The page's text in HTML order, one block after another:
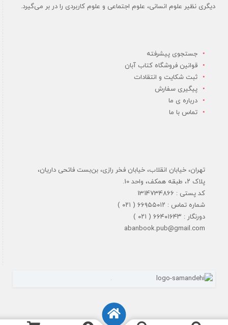
دیگری نظیر علوم انسانی، علوم اجتماعی و علوم کاربردی را در بر می‌گیرد.
جستجوی پیشرفته
قوانین فروشگاه کتاب آبان
ثبت شکایت و انتقادات
پیگیری سفارش
درباره ی ما
تماس با ما
تهران، خیابان انقلاب، خیابان فخر رازی، بن‌بست فاتحی داریان،
پلاک ۲، طبقه همکف، واحد 10.
کد پستی : 1314734866
شماره تماس : ۶۶۹۵۵۰۱۲ ( ۰۲۱ )
دورنگار : ۶۶۴۰۱۶۴۳ ( ۰۲۱ )
abanbook.pub@gmail.com